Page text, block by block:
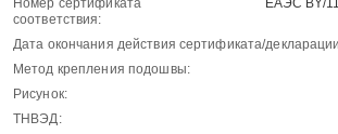
Номер сертификата
соответствия:
ЕАЭС BY/
Дата окончания действия сертификата/
Метод крепления подошвы:
Рисунок:
ТНВЭД: